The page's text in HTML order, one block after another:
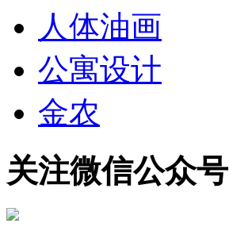
人体油画
公寓设计
金农
关注微信公众号